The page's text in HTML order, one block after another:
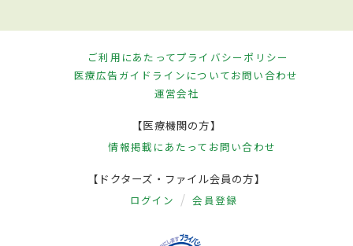
ご利用にあたってプライバシーポリシー
医療広告ガイドラインについてお問い合わせ
運営会社
【医療機関の方】
情報掲載にあたって お問い合わせ
【ドクターズ・ファイル会員の方】
ログイン 会員登録